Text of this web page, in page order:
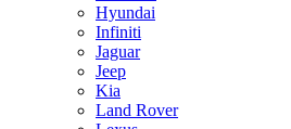
Hyundai
Infiniti
Jaguar
Jeep
Kia
Land Rover